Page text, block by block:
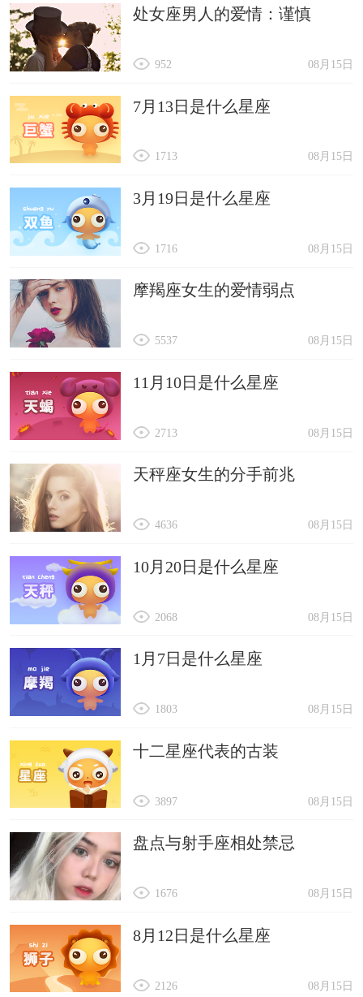
处女座男人的爱情：谨慎
08月15日
952
7月13日是什么星座
08月15日
1713
3月19日是什么星座
08月15日
1716
摩羯座女生的爱情弱点
08月15日
5537
11月10日是什么星座
08月15日
2713
天秤座女生的分手前兆
08月15日
4636
10月20日是什么星座
08月15日
2068
1月7日是什么星座
08月15日
1803
十二星座代表的古装
08月15日
3897
盘点与射手座相处禁忌
08月15日
1676
8月12日是什么星座
08月15日
2126